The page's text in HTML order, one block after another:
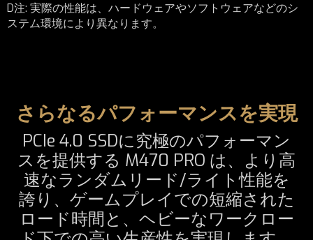
D注: 実際の性能は、ハードウェアやソフトウェアなどのシ
ステム環境により異なります。
さらなるパフォーマンスを実現
PCIe 4.0 SSDに究極のパフォーマン
スを提供する M470 PRO は、より高
速なランダムリード/ライト性能を
誇り、ゲームプレイでの短縮された
ロード時間と、ヘビーなワークロー